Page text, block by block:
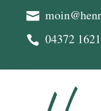

 04372 1621